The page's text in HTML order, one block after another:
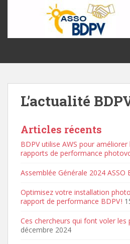
o
L’actualité
Articles récents
BDPV utilise AWS pour
rapports de performance
Assemblée Générale 2024 ASSO
Optimisez votre installation
rapport de performance BDPV !
Ces chercheurs qui font voler les
décembre 2024